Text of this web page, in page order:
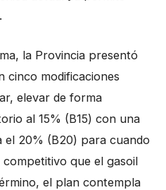
la Provincia presentó
cinco modificaciones
elevar de forma
al 15% (B15) con una
el 20% (B20) para cuando
competitivo que el gasoil
el plan contempla